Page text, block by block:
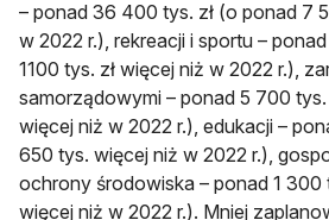
– ponad 36 400 tys. zł (o ponad 7
w 2022 r.), rekreacji i sportu –
1100 tys. zł więcej niż w 2022 r.),
samorządowymi – ponad 5 700
więcej niż w 2022 r.), edukacji –
650 tys. więcej niż w 2022 r.),
ochrony środowiska – ponad 1 300
więcej niż w 2022 r.). Mniej